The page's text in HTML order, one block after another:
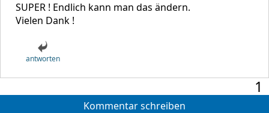
SUPER ! Endlich kann man das ändern.
Vielen Dank !
antworten
1
Kommentar schreiben